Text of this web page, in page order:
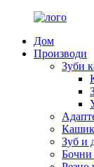
Дом
Производи
Зуби
Зуб и
Бочни